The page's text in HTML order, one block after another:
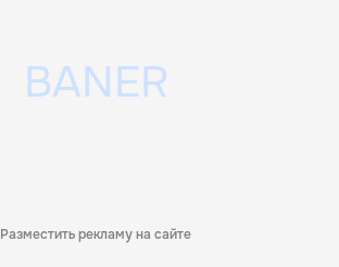
Разместить рекламу на сайте